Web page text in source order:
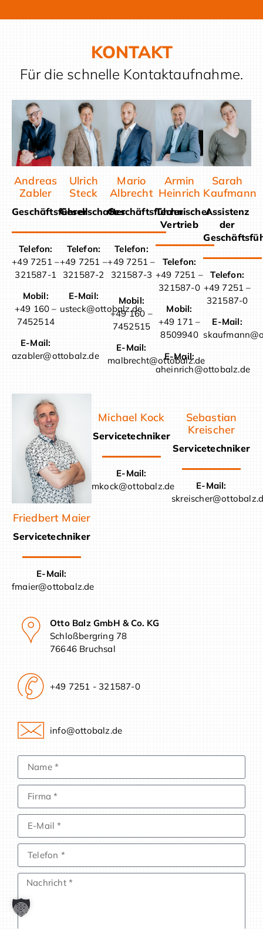
KONTAKT
Für die schnelle Kontaktaufnahme.
Andreas
Zabler
Geschäftsführer
Telefon:
+49 7251 –
321587-1
Mobil:
+49 160 –
7452514
E-Mail:
azabler@ottobalz.de
Ulrich
Steck
Gesellschafter
Telefon:
+49 7251 –
321587-2
E-Mail:
usteck@ottobalz.de
Mario
Albrecht
Geschäftsführer
Telefon:
+49 7251 –
321587-3
Mobil:
+49 160 –
7452515
E-Mail:
malbrecht@ottobalz.de
Armin
Heinrich
Technischer
Vertrieb
Telefon:
+49 7251 –
321587-0
Mobil:
+49 171 –
8509940
E-Mail:
aheinrich@ottobalz.de
Sarah
Kaufmann
Assistenz
der
Telefon:
+49 7251 –
321587-0
E-Mail:
Friedbert Maier
Servicetechniker
E-Mail:
fmaier@ottobalz.de
Michael Kock
Servicetechniker
E-Mail:
mkock@ottobalz.de
Sebastian
Kreischer
Servicetechniker
E-Mail:
Otto Balz GmbH & Co. KG
Schloßbergring 78
76646 Bruchsal
+49 7251 - 321587-0
info@ottobalz.de